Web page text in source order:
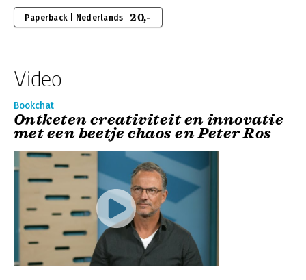
Paperback | Nederlands 20,-
Video
Bookchat
Ontketen creativiteit en innovatie
met een beetje chaos en Peter Ros